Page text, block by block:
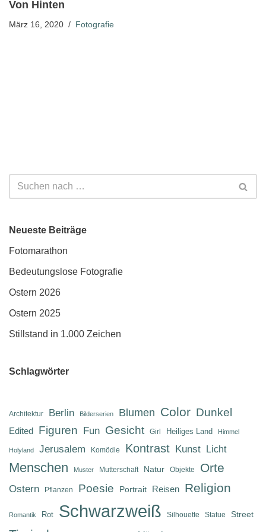
Von Hinten
März 16, 2020 Fotografie
Neueste Beiträge
Fotomarathon
Bedeutungslose Fotografie
Ostern 2026
Ostern 2025
Stillstand in 1.000 Zeichen
Schlagwörter
Architektur Berlin Bilderserien Blumen Color Dunkel
Edited Figuren Fun Gesicht Girl Heiliges Land Himmel
Holyland Jerusalem Komödie Kontrast Kunst Licht
Menschen Muster Mutterschaft Natur Objekte Orte
Ostern Pflanzen Poesie Portrait Reisen Religion
Romantik Rot Schwarzweiß Silhouette Statue Street